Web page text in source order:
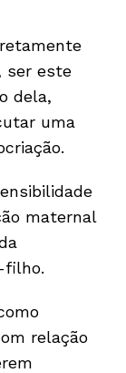
ser este
dela,
uma
maternal
filho.
relação